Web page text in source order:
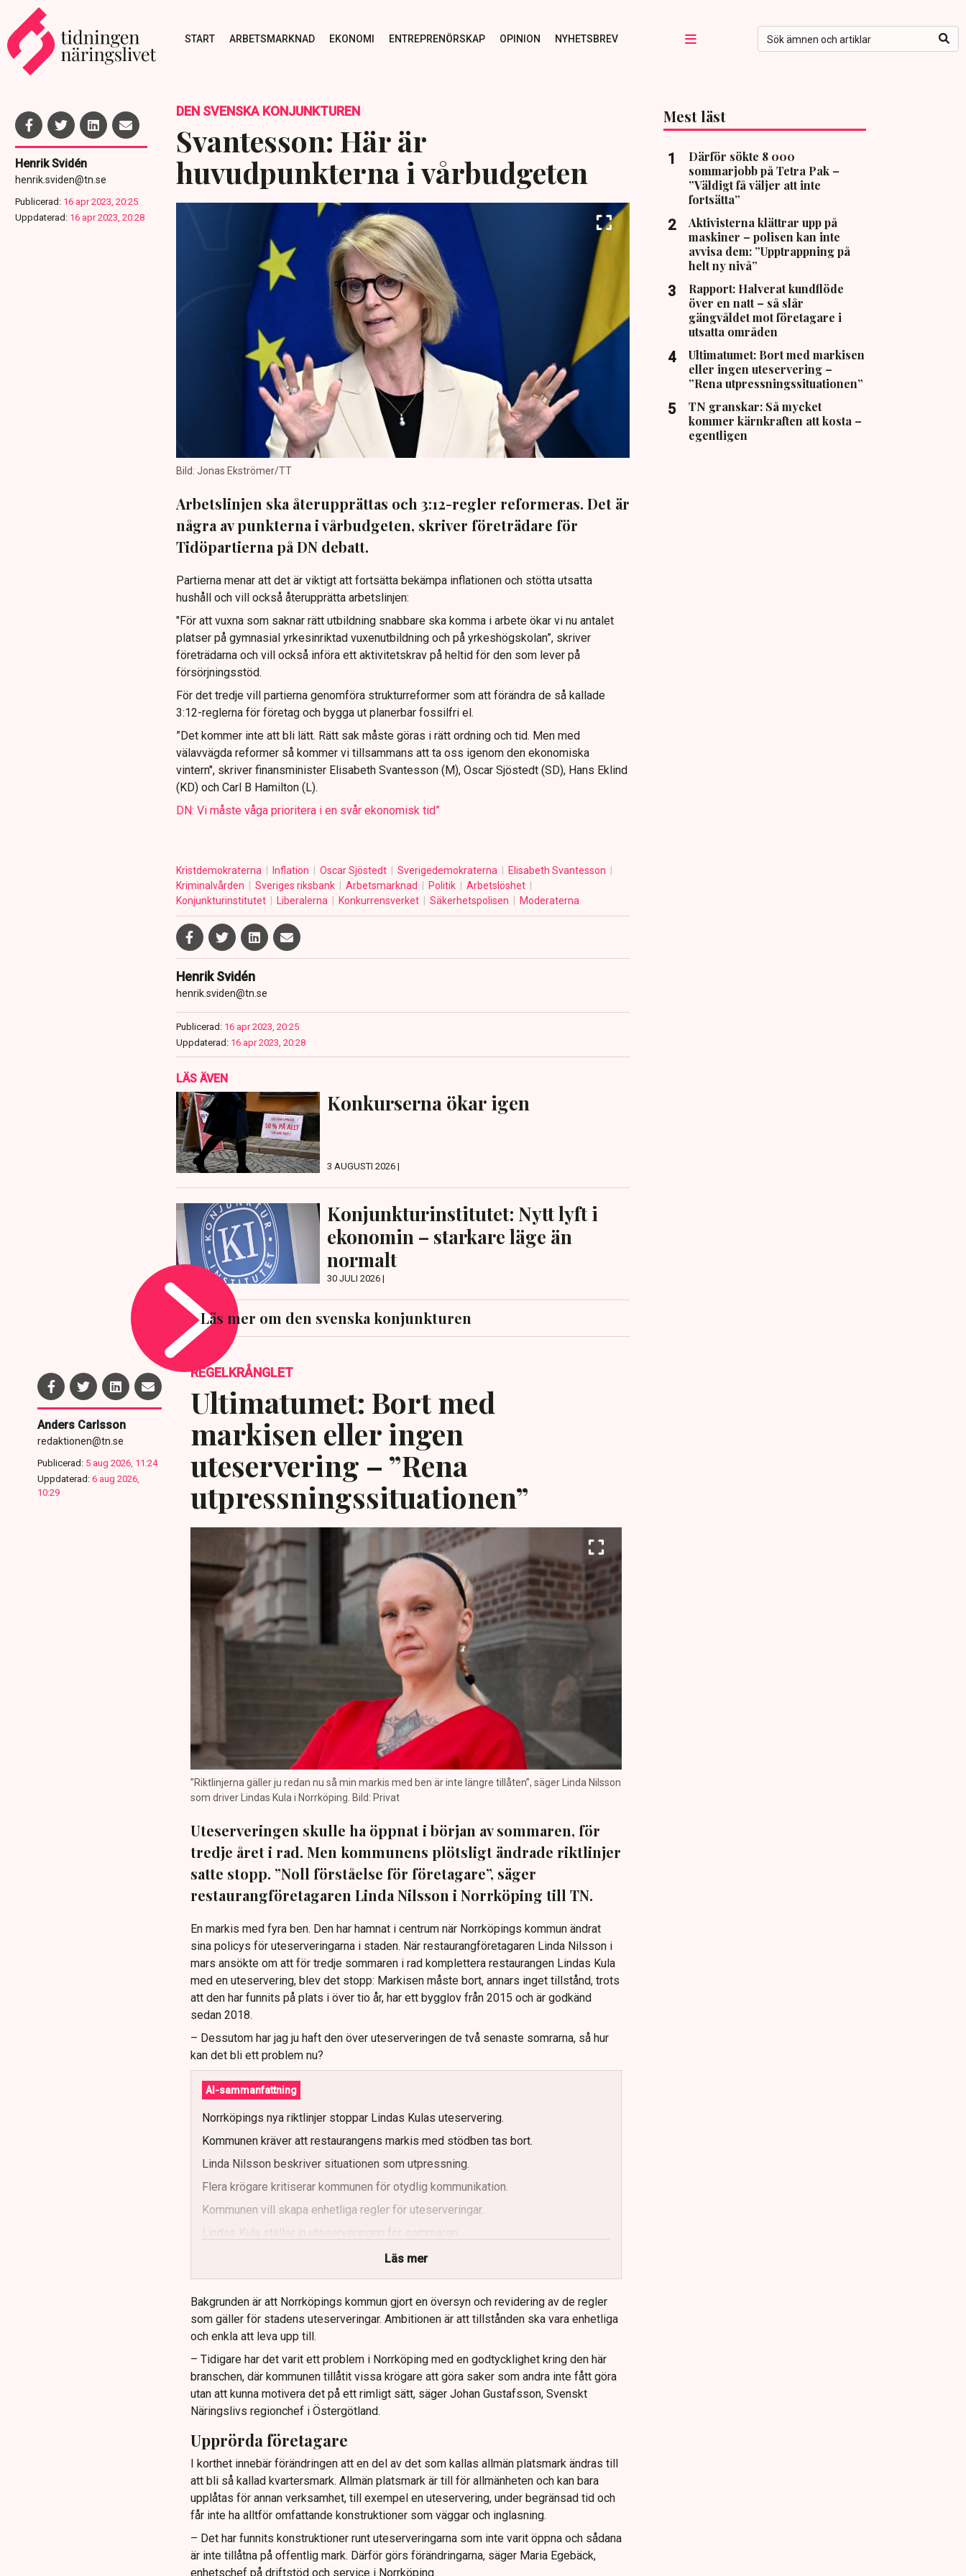
START ARBETSMARKNAD EKONOMI ENTREPRENÖRSKAP OPINION NYHETSBREV
Henrik Svidén
henrik.sviden@tn.se
Publicerad: 16 apr 2023, 20:25
Uppdaterad: 16 apr 2023, 20:28
DEN SVENSKA KONJUNKTUREN
Svantesson: Här är
huvudpunkterna i vårbudgeten
Bild: Jonas Ekströmer/TT
Arbetslinjen ska återupprättas och 3:12-regler reformeras. Det är
några av punkterna i vårbudgeten, skriver företrädare för
Tidöpartierna på DN debatt.
Partierna menar att det är viktigt att fortsätta bekämpa inflationen och stötta utsatta
hushåll och vill också återupprätta arbetslinjen:
"För att vuxna som saknar rätt utbildning snabbare ska komma i arbete ökar vi nu antalet
platser på gymnasial yrkesinriktad vuxenutbildning och på yrkeshögskolan”, skriver
företrädarna och vill också införa ett aktivitetskrav på heltid för den som lever på
försörjningsstöd.
För det tredje vill partierna genomföra strukturreformer som att förändra de så kallade
3:12-reglerna för företag och bygga ut planerbar fossilfri el.
”Det kommer inte att bli lätt. Rätt sak måste göras i rätt ordning och tid. Men med
välavvägda reformer så kommer vi tillsammans att ta oss igenom den ekonomiska
vintern", skriver finansminister Elisabeth Svantesson (M), Oscar Sjöstedt (SD), Hans Eklind
(KD) och Carl B Hamilton (L).
DN: Vi måste våga prioritera i en svår ekonomisk tid”
Kristdemokraterna Inflation Oscar Sjöstedt Sverigedemokraterna
Elisabeth Svantesson
Kriminalvården
Sveriges riksbank Arbetsmarknad Politik
Arbetslöshet
Konjunkturinstitutet
Liberalerna Konkurrensverket Säkerhetspolisen Moderaterna
Henrik Svidén
henrik.sviden@tn.se
Publicerad: 16 apr 2023, 20:25
Uppdaterad: 16 apr 2023, 20:28
LÄS ÄVEN
Konkurserna ökar igen
3 AUGUSTI 2026 |
Konjunkturinstitutet: Nytt lyft i
ekonomin – starkare läge än
normalt
30 JULI 2026 |
Läs mer om den svenska konjunkturen
Mest läst
Därför sökte 8 000
sommarjobb på Tetra Pak –
”Väldigt få väljer att inte
fortsätta”
Aktivisterna klättrar upp på
maskiner – polisen kan inte
avvisa dem: ”Upptrappning på
helt ny nivå”
Rapport: Halverat kundflöde
över en natt – så slår
gängvåldet mot företagare i
utsatta områden
Ultimatumet: Bort med markisen
eller ingen uteservering –
”Rena utpressningssituationen”
TN granskar: Så mycket
kommer kärnkraften att kosta –
egentligen
Anders Carlsson
redaktionen@tn.se
Publicerad: 5 aug 2026, 11:24
Uppdaterad: 6 aug 2026,
10:29
REGELKRÅNGLET
Ultimatumet: Bort med
markisen eller ingen
uteservering – ”Rena
utpressningssituationen”
”Riktlinjerna gäller ju redan nu så min markis med ben är inte längre tillåten”, säger Linda Nilsson
som driver Lindas Kula i Norrköping. Bild: Privat
Uteserveringen skulle ha öppnat i början av sommaren, för
tredje året i rad. Men kommunens plötsligt ändrade riktlinjer
satte stopp. ”Noll förståelse för företagare”, säger
restaurangföretagaren Linda Nilsson i Norrköping till TN.
En markis med fyra ben. Den har hamnat i centrum när Norrköpings kommun ändrat
sina policys för uteserveringarna i staden. När restaurangföretagaren Linda Nilsson i
mars ansökte om att för tredje sommaren i rad komplettera restaurangen Lindas Kula
med en uteservering, blev det stopp: Markisen måste bort, annars inget tillstånd, trots
att den har funnits på plats i över tio år, har ett bygglov från 2015 och är godkänd
sedan 2018.
– Dessutom har jag ju haft den över uteserveringen de två senaste somrarna, så hur
kan det bli ett problem nu?
AI-sammanfattning
Norrköpings nya riktlinjer stoppar Lindas Kulas uteservering.
Kommunen kräver att restaurangens markis med stödben tas bort.
Linda Nilsson beskriver situationen som utpressning.
Flera krögare kritiserar kommunen för otydlig kommunikation.
Kommunen vill skapa enhetliga regler för uteserveringar.
Lindas Kula ställer in uteserveringen för sommaren.
Läs mer
Bakgrunden är att Norrköpings kommun gjort en översyn och revidering av de regler
som gäller för stadens uteserveringar. Ambitionen är att tillstånden ska vara enhetliga
och enkla att leva upp till.
– Tidigare har det varit ett problem i Norrköping med en godtycklighet kring den här
branschen, där kommunen tillåtit vissa krögare att göra saker som andra inte fått göra
utan att kunna motivera det på ett rimligt sätt, säger Johan Gustafsson, Svenskt
Näringslivs regionchef i Östergötland.
Upprörda företagare
I korthet innebär förändringen att en del av det som kallas allmän platsmark ändras till
att bli så kallad kvartersmark. Allmän platsmark är till för allmänheten och kan bara
upplåtas för annan verksamhet, till exempel en uteservering, under begränsad tid och
får inte ha alltför omfattande konstruktioner som väggar och inglasning.
– Det har funnits konstruktioner runt uteserveringarna som inte varit öppna och sådana
är inte tillåtna på offentlig mark. Därför görs förändringarna, säger Maria Egebäck,
enhetschef på driftstöd och service i Norrköping.